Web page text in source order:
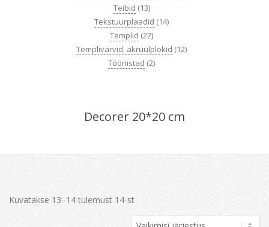
Teibid (13)
Tekstuurplaadid (14)
Templid (22)
Templivärvid, akrüülplokid (12)
Tööriistad (2)
Decorer 20*20 cm
Kuvatakse 13–14 tulemust 14-st